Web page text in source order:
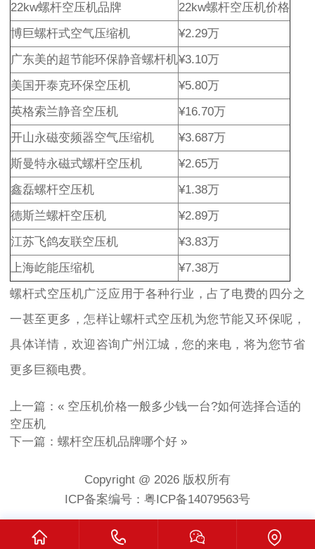
22kw螺杆空压机品牌
22kw螺杆空压机价格
博巨螺杆式空气压缩机
¥2.29万
广东美的超节能环保静音螺杆机¥3.10万
美国开泰克环保空压机
¥5.80万
英格索兰静音空压机
¥16.70万
开山永磁变频器空气压缩机
¥3.687万
斯曼特永磁式螺杆空压机
¥2.65万
鑫磊螺杆空压机
¥1.38万
德斯兰螺杆空压机
¥2.89万
江苏飞鸽友联空压机
¥3.83万
上海屹能压缩机
¥7.38万
螺杆式空压机广泛应用于各种行业，占了电费的四分之
一甚至更多，怎样让螺杆式空压机为您节能又环保呢，
具体详情，欢迎咨询广州江城，您的来电，将为您节省
更多巨额电费。
上一篇：« 空压机价格一般多少钱一台?如何选择合适的
空压机
下一篇： 螺杆空压机品牌哪个好 »
Copyright @ 2026 版权所有
ICP备案编号：粤ICP备14079563号